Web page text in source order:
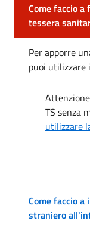
Come faccio
tessera
Per apporre
puoi utilizzare
TS senza
utilizzare
Come faccio
straniero